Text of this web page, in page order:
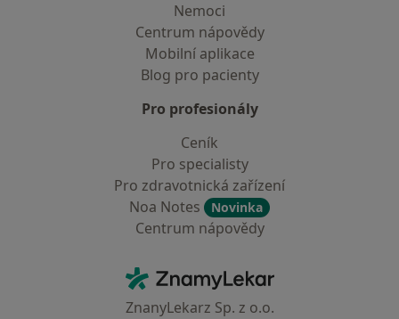
Nemoci
Centrum nápovědy
Mobilní aplikace
Blog pro pacienty
Pro profesionály
Ceník
Pro specialisty
Pro zdravotnická zařízení
Noa Notes
Novinka
Centrum nápovědy
ZnamyLekar - Hlavní stránka
ZnanyLekarz Sp. z o.o.